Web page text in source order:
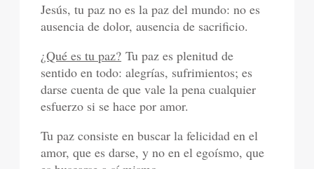
Jesús, tu paz no es la paz del mundo: no es
ausencia de dolor, ausencia de sacrificio.
¿Qué es tu paz? Tu paz es plenitud de
sentido en todo: alegrías, sufrimientos; es
darse cuenta de que vale la pena cualquier
esfuerzo si se hace por amor.
Tu paz consiste en buscar la felicidad en el
amor, que es darse, y no en el egoísmo, que